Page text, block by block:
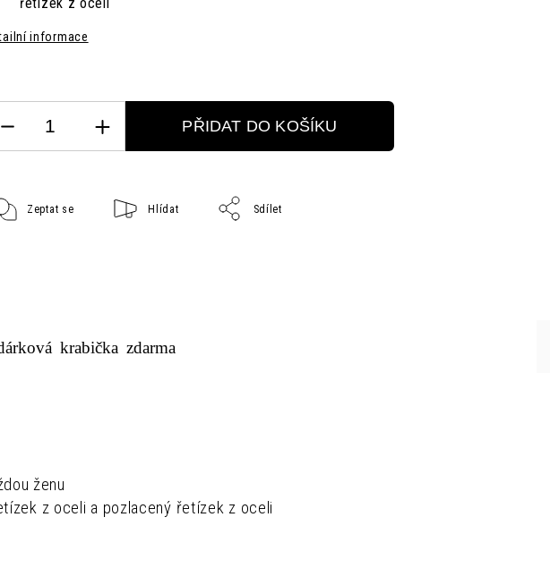
informace
PŘIDAT DO KOŠÍKU
Zeptat se Hlídat Sdílet
krabička zdarma
ženu
z oceli a pozlacený řetízek z oceli